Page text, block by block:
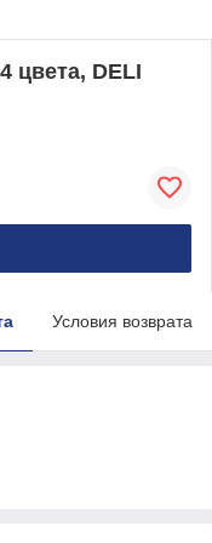
цвета, DELI
Условия возврата